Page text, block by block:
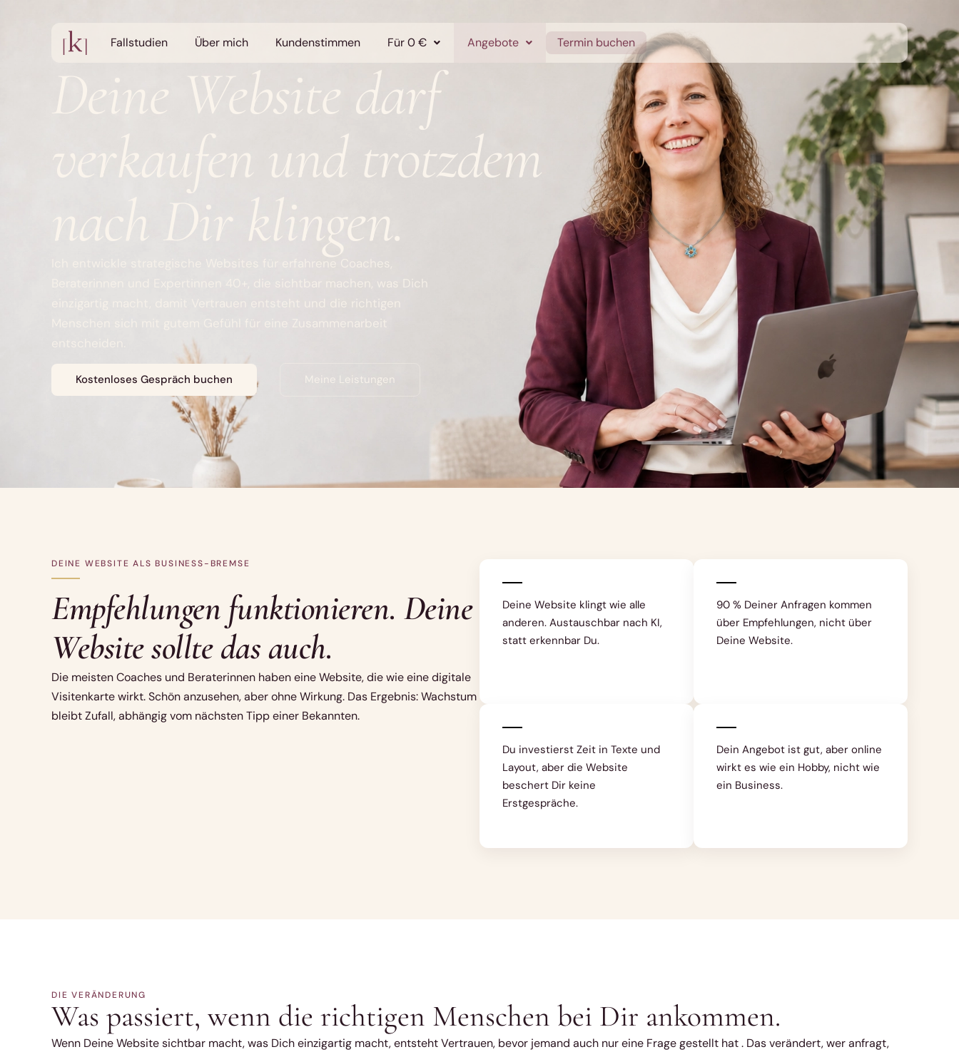
Fallstudien Über mich Kundenstimmen Für 0 € Angebote Termin buchen
Deine Website darf
verkaufen und trotzdem
nach Dir klingen.
Beraterinnen und Expertinnen 40+, die sichtbar machen, was Dich
Kostenloses Gespräch buchen Meine Leistungen
DEINE WEBSITE ALS BUSINESS-BREMSE
Empfehlungen funktionieren. Deine
Website sollte das auch.
Die meisten Coaches und Beraterinnen haben eine Website, die wie eine digitale
Visitenkarte wirkt. Schön anzusehen, aber ohne Wirkung. Das Ergebnis: Wachstum
bleibt Zufall, abhängig vom nächsten Tipp einer Bekannten.
Deine Website klingt wie alle
anderen. Austauschbar nach KI,
statt erkennbar Du.
90 % Deiner Anfragen kommen
über Empfehlungen, nicht über
Deine Website.
Du investierst Zeit in Texte und
Layout, aber die Website
beschert Dir keine
Erstgespräche.
Dein Angebot ist gut, aber online
wirkt es wie ein Hobby, nicht wie
ein Business.
DIE VERÄNDERUNG
Was passiert, wenn die richtigen Menschen bei Dir ankommen.
Wenn Deine Website sichtbar macht, was Dich einzigartig macht, entsteht Vertrauen, bevor jemand auch nur eine Frage gestellt hat . Das verändert, wer anfragt,